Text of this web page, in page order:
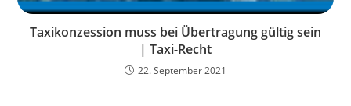
Taxikonzession muss bei Übertragung gültig sein
| Taxi-Recht
22. September 2021